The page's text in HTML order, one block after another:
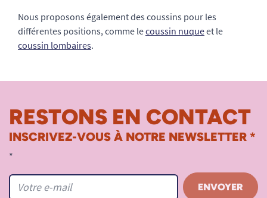
Nous proposons également des coussins pour les
différentes positions, comme lecoussin nuqueet le
coussin lombaires.
RESTONS EN CONTACT
INSCRIVEZ-VOUS À NOTRE NEWSLETTER *
*